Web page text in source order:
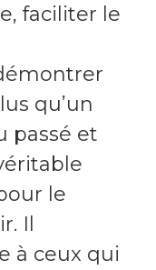
faciliter le
qu’un
passé et
le
Il
à ceux qui